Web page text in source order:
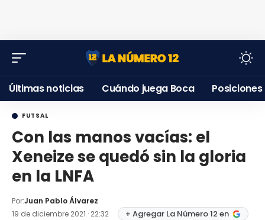
Últimas noticias Cuándo juega Boca Posiciones
FUTSAL
Con las manos vacías: el
Xeneize se quedó sin la gloria
en la LNFA
Por:Juan Pablo Álvarez
19 de diciembre 2021 · 22:32
+ Agregar La Número 12 en